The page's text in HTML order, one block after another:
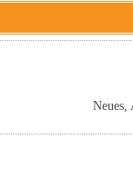
Neues,